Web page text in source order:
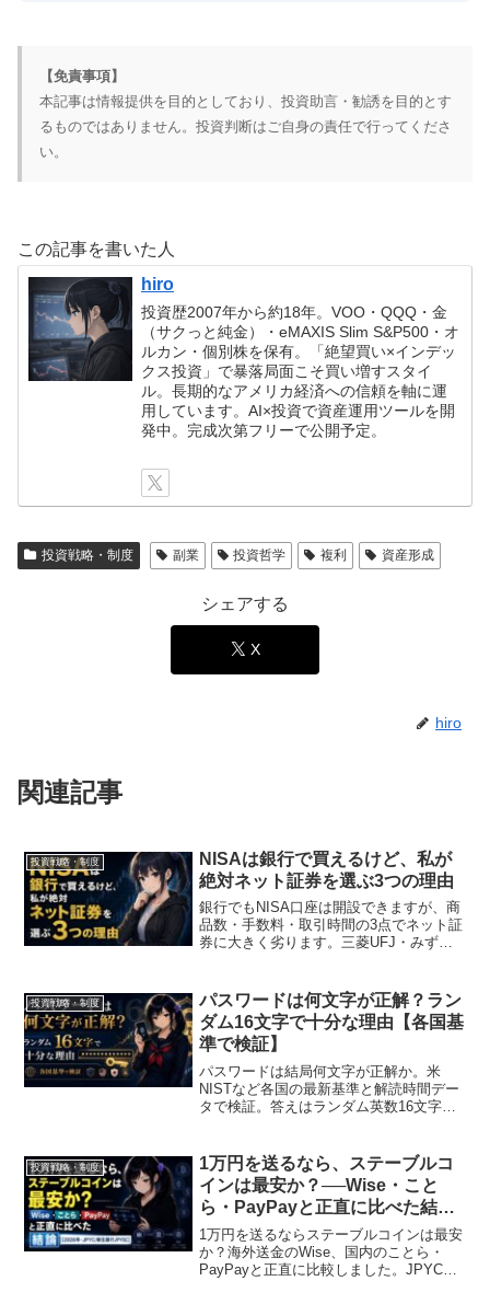
【免責事項】
本記事は情報提供を目的としており、投資助言・勧誘を目的とす
るものではありません。投資判断はご自身の責任で行ってくださ
い。
この記事を書いた人
hiro
投資歴2007年から約18年。VOO・QQQ・金
（サクっと純金）・eMAXIS Slim S&P500・オ
ルカン・個別株を保有。「絶望買い×インデッ
クス投資」で暴落局面こそ買い増すスタイ
ル。長期的なアメリカ経済への信頼を軸に運
用しています。AI×投資で資産運用ツールを開
発中。完成次第フリーで公開予定。
投資戦略・制度 副業 投資哲学 複利 資産形成
シェアする
X
hiro
関連記事
投資戦略・制度
NISAは銀行で買えるけど、私が
絶対ネット証券を選ぶ3つの理由
銀行でもNISA口座は開設できますが、商
品数・手数料・取引時間の3点でネット証
券に大きく劣ります。三菱UFJ・みず
投資戦略・制度
パスワードは何文字が正解？ラン
ダム16文字で十分な理由【各国基
準で検証】
パスワードは結局何文字が正解か。米
NISTなど各国の最新基準と解読時間デー
タで検証。答えはランダム英数16文字。
投資戦略・制度
1万円を送るなら、ステーブルコ
インは最安か？──Wise・こと
ら・PayPayと正直に比べた結論
【2026年・JPYC/新生銀行
JPYSC】
1万円を送るならステーブルコインは最安
か？海外送金のWise、国内のことら・
PayPayと正直に比較しました。JPYCや